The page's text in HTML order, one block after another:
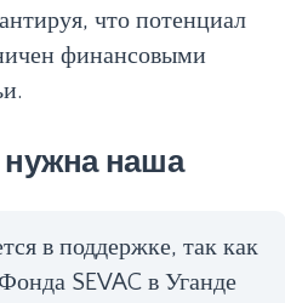
что потенциал
финансовыми
нужна наша
в поддержке, так как
SEVAC в Уганде